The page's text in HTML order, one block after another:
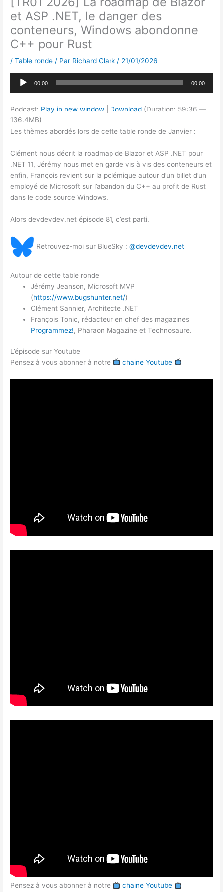
et ASP .NET, le danger des
conteneurs, Windows abondonne
C++ pour Rust
/Table ronde / Par Richard Clark/ 21/01/2026
Lecteur
audio
00:00 00:00
Podcast: Play in new window Download (Duration: 59:36 —
136.4MB)
Les thèmes abordés lors de cette table ronde de Janvier :
Clément nous décrit la roadmap de Blazor et ASP .NET pour
.NET 11, Jérémy nous met en garde vis à vis des conteneurs et
enfin, François revient sur la polémique autour d’un billet d’un
employé de Microsoft sur l’abandon du C++ au profit de Rust
dans le code source Windows.
Alors devdevdev.net épisode 81, c’est parti.
Retrouvez-moi sur BlueSky :@devdevdev.net
Autour de cette table ronde
Jérémy Jeanson, Microsoft MVP
(https://www.bugshunter.net/)
Clément Sannier, Architecte .NET
François Tonic, rédacteur en chef des magazines
Programmez!, Pharaon Magazine et Technosaure.
L’épisode sur Youtube
Pensez à vous abonner à notre
chaine Youtube
Pensez à vous abonner à notre chaine Youtube